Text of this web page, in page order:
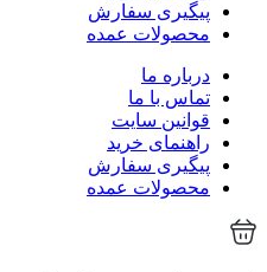
پیگیری سفارش
محصولات عمده
درباره ما
تماس با ما
قوانین سایت
راهنمای خرید
پیگیری سفارش
محصولات عمده